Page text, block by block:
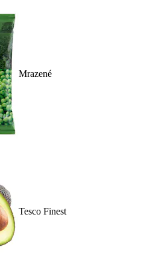
Mrazené
Tesco Finest